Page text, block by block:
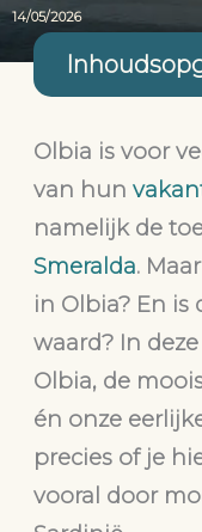
14/05/2026
Olbia is voor
van hun
namelijk de
Smeralda.
in Olbia? En is
waard? In
Olbia, de
én onze
precies of je
vooral door